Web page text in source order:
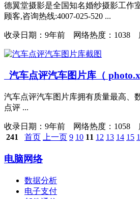
德翼堂摄影是全国知名婚纱摄影工作
顾客,咨询热线:4007-025-520 ...
收录日期： 9年前 网络热度：1038
汽车点评汽车图片库（
汽车点评汽车图片库拥有质量最高、
点评 ...
收录日期： 9年前 网络热度：1058
241
首页 上一页 9 10 11 12 13 14 15
电脑网络
数据分析
电子支付